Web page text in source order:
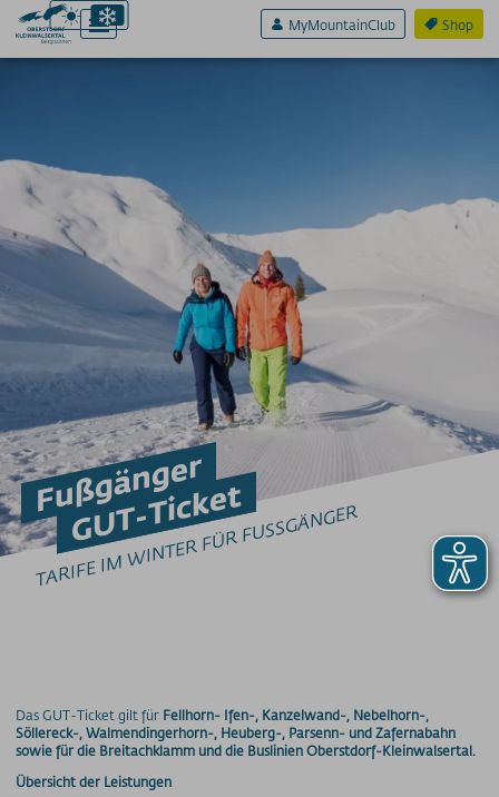
Shop
MyMountainClub
Erlebnis & Spaß
Genuss & Sinne
Preise
Skigebiete
Weitere Infos
SERVICE A-Z
Anreise
App
Barrierefrei am Berg
Downloads
Feedback
Fundbüro
Webcams
WLAN
Fußgänger
GUT-Ticket
TARIFE IM WINTER FÜR FUSSGÄNGER
Das GUT-Ticket gilt für Fellhorn- Ifen-, Kanzelwand-, Nebelhorn-,
Söllereck-, Walmendingerhorn-, Heuberg-, Parsenn- und Zafernabahn
sowie für die Breitachklamm und die Buslinien Oberstdorf-Kleinwalsertal.
Übersicht der Leistungen